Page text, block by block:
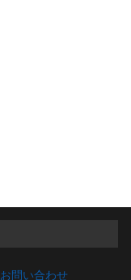
お問い合わせ